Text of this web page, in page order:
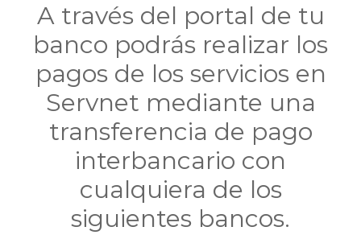
A través del portal de tu
banco podrás realizar los
pagos de los servicios en
Servnet mediante una
transferencia de pago
interbancario con
cualquiera de los
siguientes bancos.